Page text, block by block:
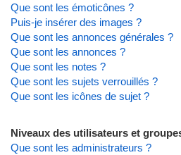
Que sont les émoticônes ?
Puis-je insérer des images ?
Que sont les annonces générales ?
Que sont les annonces ?
Que sont les notes ?
Que sont les sujets verrouillés ?
Que sont les icônes de sujet ?
Niveaux des utilisateurs et
Que sont les administrateurs ?